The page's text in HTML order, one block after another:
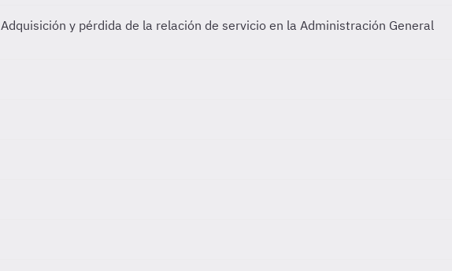
Adquisición y pérdida de la relación de servicio en la Administración General